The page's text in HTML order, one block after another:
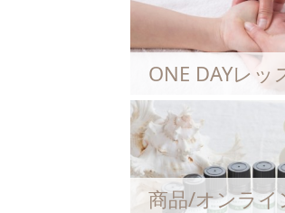
ONE DAYレッ
商品/オンラ